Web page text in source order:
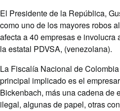
El Presidente de la República,
como uno de los mayores robos
afecta a 40 empresas e involucra
la estatal PDVSA, (venezolana).
La Fiscalía Nacional de
principal implicado es el
Bickenbach, más una cadena de
ilegal, algunas de papel, otras